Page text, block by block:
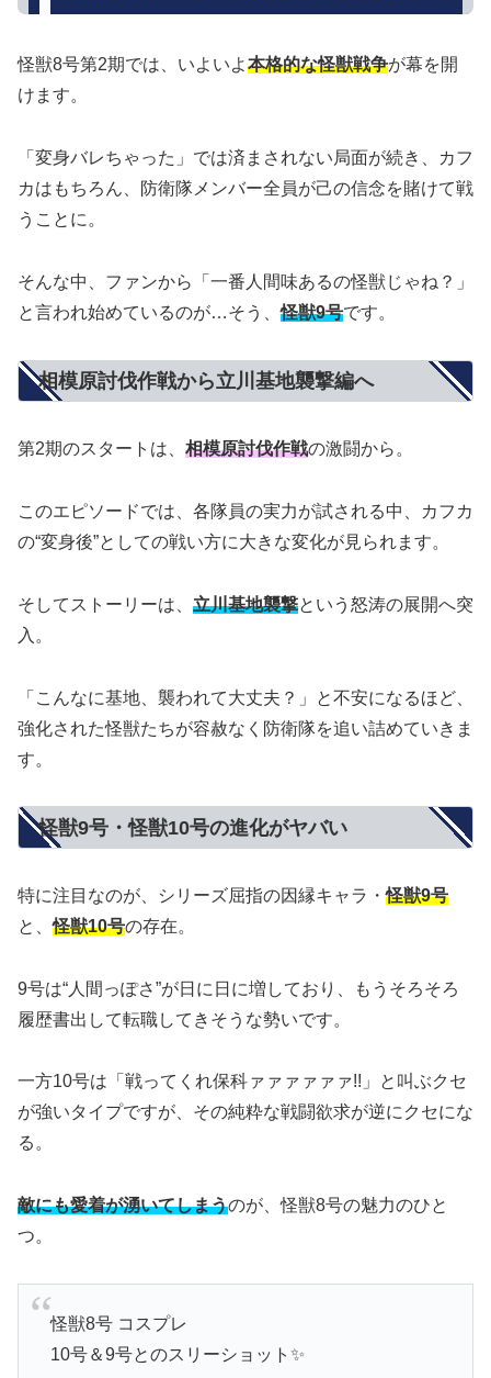
怪獣8号第2期では、いよいよ本格的な怪獣戦争が幕を開
けます。
「変身バレちゃった」では済まされない局面が続き、カフ
カはもちろん、防衛隊メンバー全員が己の信念を賭けて戦
うことに。
そんな中、ファンから「一番人間味あるの怪獣じゃね？」
と言われ始めているのが…そう、怪獣9号です。
相模原討伐作戦から立川基地襲撃編へ
第2期のスタートは、 相模原討伐作戦の激闘から。
このエピソードでは、各隊員の実力が試される中、カフカ
の“変身後”としての戦い方に大きな変化が見られます。
そしてストーリーは、 立川基地襲撃という怒涛の展開へ突
入。
「こんなに基地、襲われて大丈夫？」と不安になるほど、
強化された怪獣たちが容赦なく防衛隊を追い詰めていきま
す。
怪獣9号・怪獣10号の進化がヤバい
特に注目なのが、シリーズ屈指の因縁キャラ・怪獣9号
と、怪獣10号の存在。
9号は“人間っぽさ”が日に日に増しており、もうそろそろ
履歴書出して転職してきそうな勢いです。
一方10号は「戦ってくれ保科ァァァァァァ!!」と叫ぶクセ
が強いタイプですが、その純粋な戦闘欲求が逆にクセにな
る。
敵にも愛着が湧いてしまうのが、怪獣8号の魅力のひと
つ。
怪獣8号 コスプレ
10号＆9号とのスリーショット✨